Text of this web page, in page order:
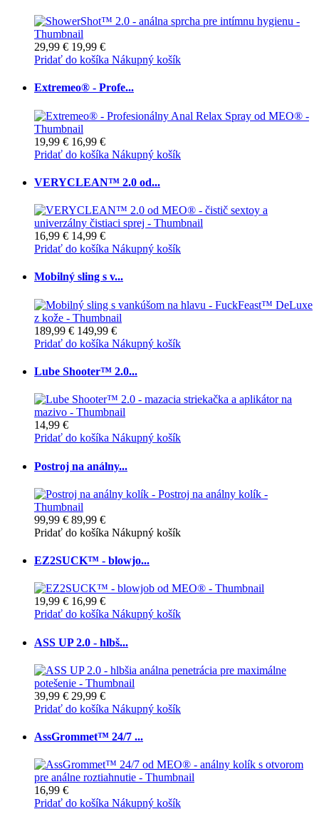
29,99 € 19,99 €
Pridať do košíka Nákupný košík
Extremeo® - Profe...
19,99 € 16,99 €
Pridať do košíka Nákupný košík
VERYCLEAN™ 2.0 od...
16,99 € 14,99 €
Pridať do košíka Nákupný košík
Mobilný sling s v...
189,99 € 149,99 €
Pridať do košíka Nákupný košík
Lube Shooter™ 2.0...
14,99 €
Pridať do košíka Nákupný košík
Postroj na análny...
99,99 € 89,99 €
Pridať do košíka Nákupný košík
EZ2SUCK™ - blowjo...
19,99 € 16,99 €
Pridať do košíka Nákupný košík
ASS UP 2.0 - hlbš...
39,99 € 29,99 €
Pridať do košíka Nákupný košík
AssGrommet™ 24/7 ...
16,99 €
Pridať do košíka Nákupný košík